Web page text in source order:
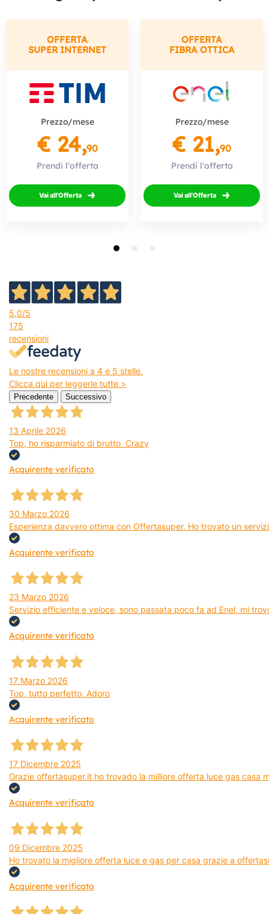
OFFERTA
SUPER INTERNET
Prezzo/mese
€ 24,90
Prendi l'offerta
Vai all'Offerta
OFFERTA
FIBRA OTTICA
Prezzo/mese
€ 21,90
Prendi l'offerta
Vai all'Offerta
5,0/5
175
recensioni
Le nostre recensioni a 4 e 5 stelle.
Clicca qui per leggerle tutte >
Precedente Successivo
13 Aprile 2026
Top, ho risparmiato di brutto. Crazy
Acquirente verificato
30 Marzo 2026
Esperienza davvero ottima con Offertasuper. Ho trovato un
Acquirente verificato
23 Marzo 2026
Servizio efficiente e veloce, sono passata poco fa ad Enel, mi
Acquirente verificato
17 Marzo 2026
Top, tutto perfetto. Adoro
Acquirente verificato
17 Dicembre 2025
Grazie offertasuper.it ho trovado la milliore offerta luce gas casa
Acquirente verificato
09 Dicembre 2025
Ho trovato la migliore offerta luce e gas per casa grazie a
Acquirente verificato